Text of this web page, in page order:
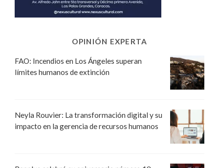
OPINIÓN EXPERTA
FAO: Incendios en Los Ángeles superan
límites humanos de extinción
Neyla Rouvier: La transformación digital y su
impacto en la gerencia de recursos humanos